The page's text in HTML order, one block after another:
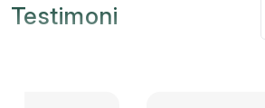
Testimoni